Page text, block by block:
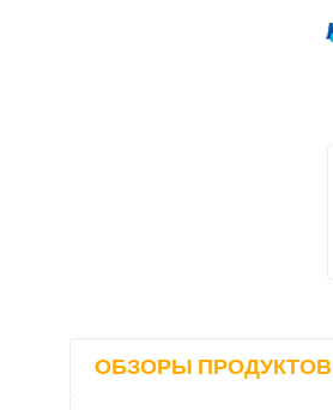
ОБЗОРЫ ПРОДУКТОВ